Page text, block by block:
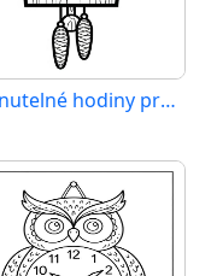
Tisknutelné hodiny pro děti